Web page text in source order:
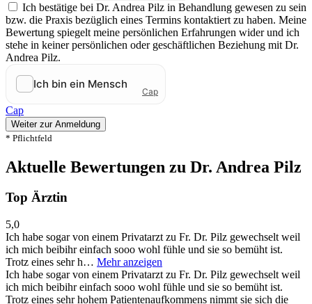
Ich bestätige bei Dr. Andrea Pilz in Behandlung gewesen zu sein
bzw. die Praxis bezüglich eines Termins kontaktiert zu haben. Meine
Bewertung spiegelt meine persönlichen Erfahrungen wider und ich
stehe in keiner persönlichen oder geschäftlichen Beziehung mit Dr.
Andrea Pilz.
Cap
Weiter zur Anmeldung
* Pflichtfeld
Aktuelle Bewertungen zu Dr. Andrea Pilz
Top Ärztin
5,0
Ich habe sogar von einem Privatarzt zu Fr. Dr. Pilz gewechselt weil
ich mich beibihr einfach sooo wohl fühle und sie so bemüht ist.
Trotz eines sehr h… Mehr anzeigen
Ich habe sogar von einem Privatarzt zu Fr. Dr. Pilz gewechselt weil
ich mich beibihr einfach sooo wohl fühle und sie so bemüht ist.
Trotz eines sehr hohem Patientenaufkommens nimmt sie sich die